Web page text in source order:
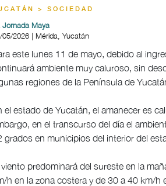
> SOCIEDAD
Jornada Maya
05/2026 | Mérida, Yucatán
este lunes 11 de mayo, debido al
ambiente muy caluroso, sin
regiones de la Península de
el estado de Yucatán, el amanecer es
en el transcurso del día el
grados en municipios del interior del
viento predominará del sureste en la
h en la zona costera y de 30 a 40 km/h